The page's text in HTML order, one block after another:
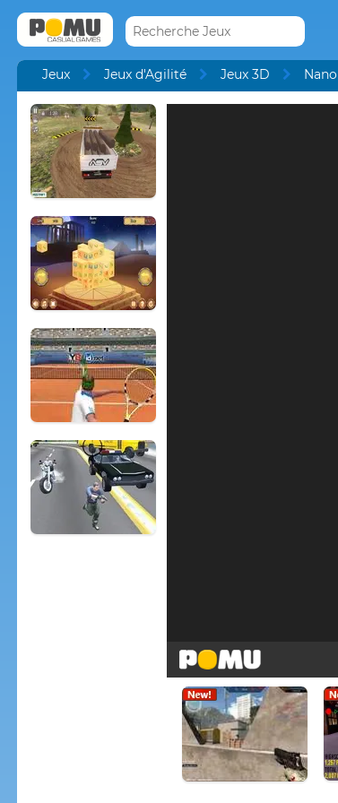
Jeux Jeux d'Agilité Jeux 3D